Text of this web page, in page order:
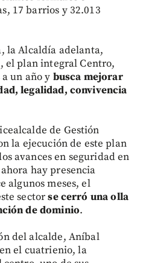
17 barrios y 32.013
la Alcaldía adelanta,
el plan integral Centro,
un año y busca mejorar
legalidad, convivencia
de Gestión
la ejecución de este plan
avances en seguridad en
hay presencia
algunos meses, el
sectorse cerró una olla
de dominio.
del alcalde, Aníbal
el cuatrienio, la